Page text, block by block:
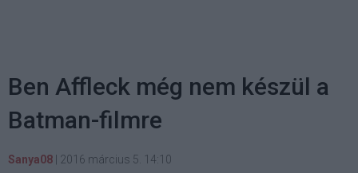
Ben Affleck még nem készül a
Batman-filmre
Sanya08 2016 március 5. 14:10